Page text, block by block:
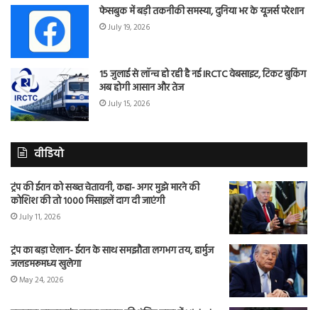
फेसबुक में बड़ी तकनीकी समस्या, दुनिया भर के यूजर्स परेशान
July 19, 2026
15 जुलाई से लॉन्च हो रही है नई IRCTC वेबसाइट, टिकट बुकिंग
अब होगी आसान और तेज
July 15, 2026
वीडियो
ट्रंप की ईरान को सख्त चेतावनी, कहा- अगर मुझे मारने की
कोशिश की तो 1000 मिसाइलें दाग दी जाएंगी
July 11, 2026
ट्रंप का बड़ा ऐलान- ईरान के साथ समझौता लगभग तय, हार्मुज
जलडमरूमध्य खुलेगा
May 24, 2026